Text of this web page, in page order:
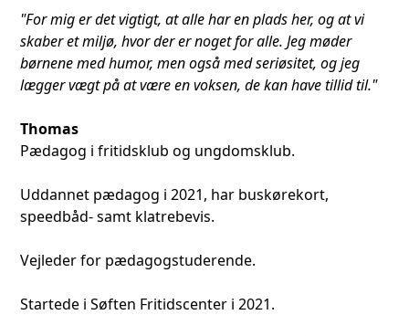
"For mig er det vigtigt, at alle har en plads her, og at vi
skaber et miljø, hvor der er noget for alle. Jeg møder
børnene med humor, men også med seriøsitet, og jeg
lægger vægt på at være en voksen, de kan have tillid til."
Thomas
Pædagog i fritidsklub og ungdomsklub.
Uddannet pædagog i 2021, har buskørekort,
speedbåd- samt klatrebevis.
Vejleder for pædagogstuderende.
Startede i Søften Fritidscenter i 2021.